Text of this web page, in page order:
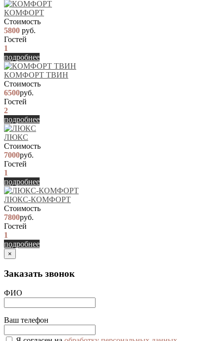
КОМФОРТ
Стоимость
5800 руб.
Гостей
1
подробнее
КОМФОРТ ТВИН
Стоимость
6500руб.
Гостей
2
подробнее
ЛЮКС
Стоимость
7000руб.
Гостей
1
подробнее
ЛЮКС-КОМФОРТ
Стоимость
7800руб.
Гостей
1
подробнее
×
Заказать звонок
ФИО
Ваш телефон